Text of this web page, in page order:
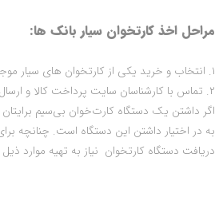
مراحل اخذ کارتخوان سیار بانک ها:
۱. انتخاب و خرید یکی از کارتخوان های سیار
۲. تماس با کارشناسان سایت پرداخت کالا و
اگر داشتن یک دستگاه کارت‌خوان بی‌سیم
به در اختیار داشتن این دستگاه است. چنانچه
دریافت دستگاه کارتخوان نیاز به تهیه موارد